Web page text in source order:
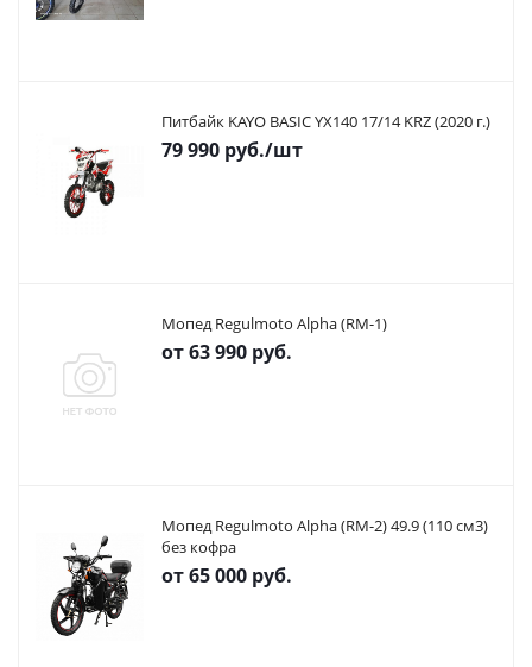
Питбайк KAYO BASIC YX140 17/14 KRZ (2020 г.)
79 990 руб./шт
Мопед Regulmoto Alpha (RM-1)
от63 990 руб.
Мопед Regulmoto Alpha (RM-2) 49.9 (110 см3)
без кофра
от65 000 руб.